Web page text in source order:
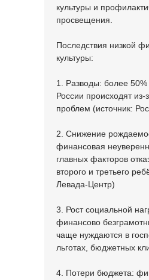
культуры и
просвещения.
Последствия низкой
культуры:
1. Разводы: более 50%
России происходят
проблем (источник:
2. Снижение
финансовая
главных факторов
второго и третьего
Левада-Центр)
3. Рост социальной
финансово
чаще нуждаются в
льготах, бюджетных
4. Потери бюджета: